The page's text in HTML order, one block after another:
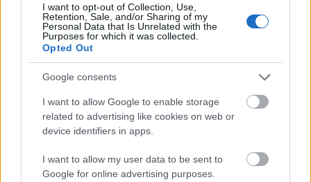
I want to opt-out of Collection, Use,
Retention, Sale, and/or Sharing of my
Personal Data that Is Unrelated with the
Purposes for which it was collected.
Opted Out
Google consents
I want to allow Google to enable storage
related to advertising like cookies on web or
device identifiers in apps.
I want to allow my user data to be sent to
Google for online advertising purposes.
és vágy a megismerésre. Egyúttal félelem a
megismeréstől is, amit a működő vulkán
lábánál állva, Élet és Halál határán
fedezhetünk fel. Leonardo-nál ez a szituáció
a platoni „barlang-példázat” variánsa, de
egyúttal tartalmaz egy erotikus aspektust is,
amelyik szintén hangsúlyos a szövegben.
Lachenmann semmilyen formában nem
jeleníti meg zenéjében a vulkánkitörést. A
stílusára oly jellemző, az egyes hangszerek
speciális játékmódjaival elért zörejes,